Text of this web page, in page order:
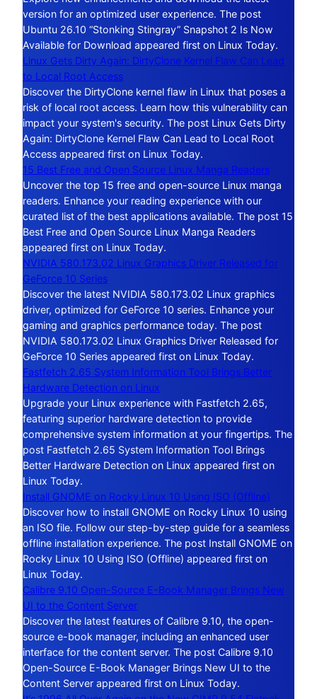
version for an optimized user experience. The post
Ubuntu 26.10 “Stonking Stingray” Snapshot 2 Is Now
Available for Download appeared first on Linux Today.
Linux Gets Dirty Again: DirtyClone Kernel Flaw Can Lead
to Local Root Access
Discover the DirtyClone kernel flaw in Linux that poses a
risk of local root access. Learn how this vulnerability can
impact your system's security. The post Linux Gets Dirty
Again: DirtyClone Kernel Flaw Can Lead to Local Root
Access appeared first on Linux Today.
15 Best Free and Open Source Linux Manga Readers
Uncover the top 15 free and open-source Linux manga
readers. Enhance your reading experience with our
curated list of the best applications available. The post 15
Best Free and Open Source Linux Manga Readers
appeared first on Linux Today.
NVIDIA 580.173.02 Linux Graphics Driver Released for
GeForce 10 Series
Discover the latest NVIDIA 580.173.02 Linux graphics
driver, optimized for GeForce 10 series. Enhance your
gaming and graphics performance today. The post
NVIDIA 580.173.02 Linux Graphics Driver Released for
GeForce 10 Series appeared first on Linux Today.
Fastfetch 2.65 System Information Tool Brings Better
Hardware Detection on Linux
Upgrade your Linux experience with Fastfetch 2.65,
featuring superior hardware detection to provide
comprehensive system information at your fingertips. The
post Fastfetch 2.65 System Information Tool Brings
Better Hardware Detection on Linux appeared first on
Linux Today.
Install GNOME on Rocky Linux 10 Using ISO (Offline)
Discover how to install GNOME on Rocky Linux 10 using
an ISO file. Follow our step-by-step guide for a seamless
offline installation experience. The post Install GNOME on
Rocky Linux 10 Using ISO (Offline) appeared first on
Linux Today.
Calibre 9.10 Open-Source E-Book Manager Brings New
UI to the Content Server
Discover the latest features of Calibre 9.10, the open-
source e-book manager, including an enhanced user
interface for the content server. The post Calibre 9.10
Open-Source E-Book Manager Brings New UI to the
Content Server appeared first on Linux Today.